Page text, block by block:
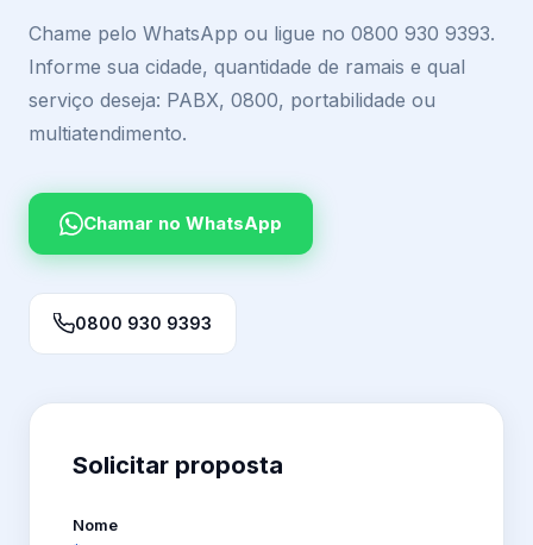
Chame pelo WhatsApp ou ligue no 0800 930 9393.
Informe sua cidade, quantidade de ramais e qual
serviço deseja: PABX, 0800, portabilidade ou
multiatendimento.
Chamar no WhatsApp
0800 930 9393
Solicitar proposta
Nome